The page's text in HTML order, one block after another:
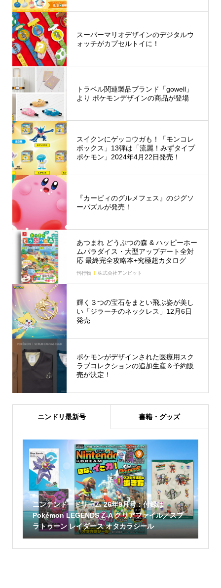
スーパーマリオデザインのデジタルウ
ォッチがカプセルトイに！
トラベル関連製品ブランド「gowell」
より ポケモンデザインの商品が登場
スイクンにゲッコウガも！「モンコレ
ボックス」13弾は「流麗！みずタイプ
ポケモン」2024年4月22日発売！
『カービィのグルメフェス』のジグソ
ーパズルが発売！
あつまれ どうぶつの森 & ハッピーホー
ムパラダイス・大型アップデート全対
応 最終完全攻略本+究極超カタログ
刊行物 株式会社アンビット
輝く３つの宝石をまとい飛ぶ姿が美し
い「ジラーチのネックレス」12月6日
発売
ポケモンがデザインされた医療用スク
ラブコレクションの追加生産＆予約販
売が決定！
ニンドリ最新号 書籍・グッズ
ニンテンドードリーム 26年9月号：付録は
Pokémon LEGENDS Z-A クリアファイル／スプ
ラトゥーン レイダース オタカラシール